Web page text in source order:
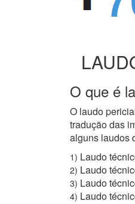
O que é
O laudo
tradução das
alguns laudos
1) Laudo
2) Laudo
3) Laudo
4) Laudo